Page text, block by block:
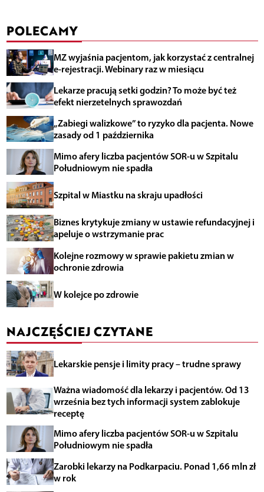
POLECAMY
MZ wyjaśnia pacjentom, jak korzystać z centralnej
e-rejestracji. Webinary raz w miesiącu
Lekarze pracują setki godzin? To może być też
efekt nierzetelnych sprawozdań
„Zabiegi walizkowe” to ryzyko dla pacjenta. Nowe
zasady od 1 października
Mimo afery liczba pacjentów SOR-u w Szpitalu
Południowym nie spadła
Szpital w Miastku na skraju upadłości
Biznes krytykuje zmiany w ustawie refundacyjnej i
apeluje o wstrzymanie prac
Kolejne rozmowy w sprawie pakietu zmian w
ochronie zdrowia
W kolejce po zdrowie
NAJCZĘŚCIEJ CZYTANE
Lekarskie pensje i limity pracy – trudne sprawy
Ważna wiadomość dla lekarzy i pacjentów. Od 13
września bez tych informacji system zablokuje
receptę
Mimo afery liczba pacjentów SOR-u w Szpitalu
Południowym nie spadła
Zarobki lekarzy na Podkarpaciu. Ponad 1,66 mln zł
w rok